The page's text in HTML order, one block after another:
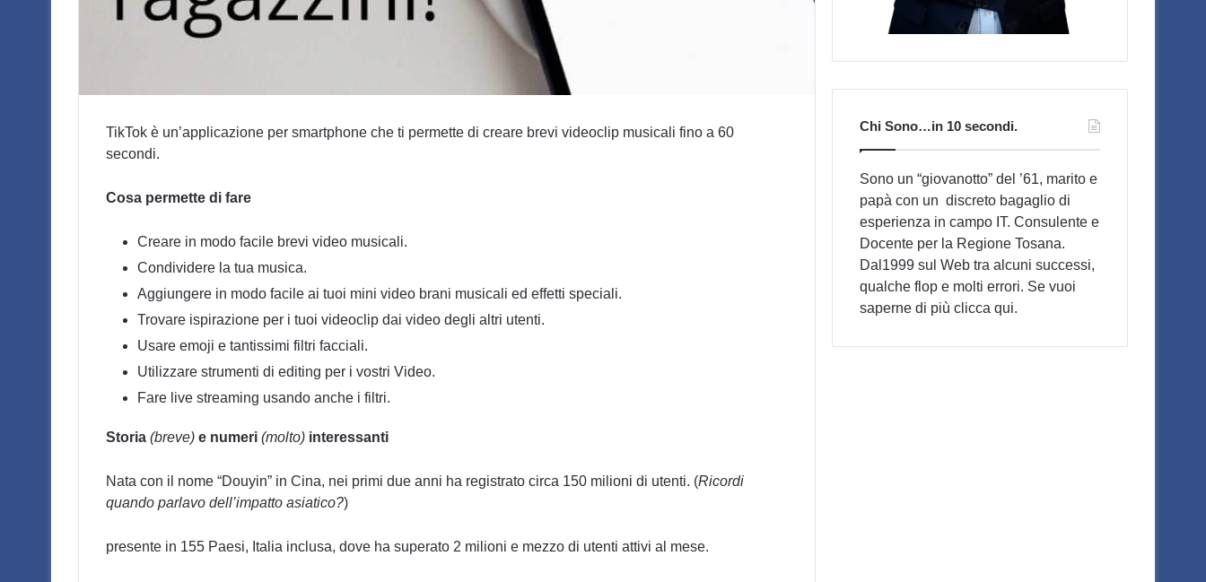
TikTok è un’applicazione per smartphone che ti permette di creare brevi videoclip musicali fino a 60
secondi.
Cosa permette di fare
Creare in modo facile brevi video musicali.
Condividere la tua musica.
Aggiungere in modo facile ai tuoi mini video brani musicali ed effetti speciali.
Trovare ispirazione per i tuoi videoclip dai video degli altri utenti.
Usare emoji e tantissimi filtri facciali.
Utilizzare strumenti di editing per i vostri Video.
Fare live streaming usando anche i filtri.
Storia (breve) e numeri (molto) interessanti
Nata con il nome “Douyin” in Cina, nei primi due anni ha registrato circa 150 milioni di utenti. (Ricordi
quando parlavo dell’impatto asiatico?)
presente in 155 Paesi, Italia inclusa, dove ha superato 2 milioni e mezzo di utenti attivi al mese.
Chi Sono…in 10 secondi.
Sono un “giovanotto” del ’61, marito e
papà con un discreto bagaglio di
esperienza in campo IT. Consulente e
Docente per la Regione Tosana.
Dal1999 sul Web tra alcuni successi,
qualche flop e molti errori. Se vuoi
saperne di più clicca qui.